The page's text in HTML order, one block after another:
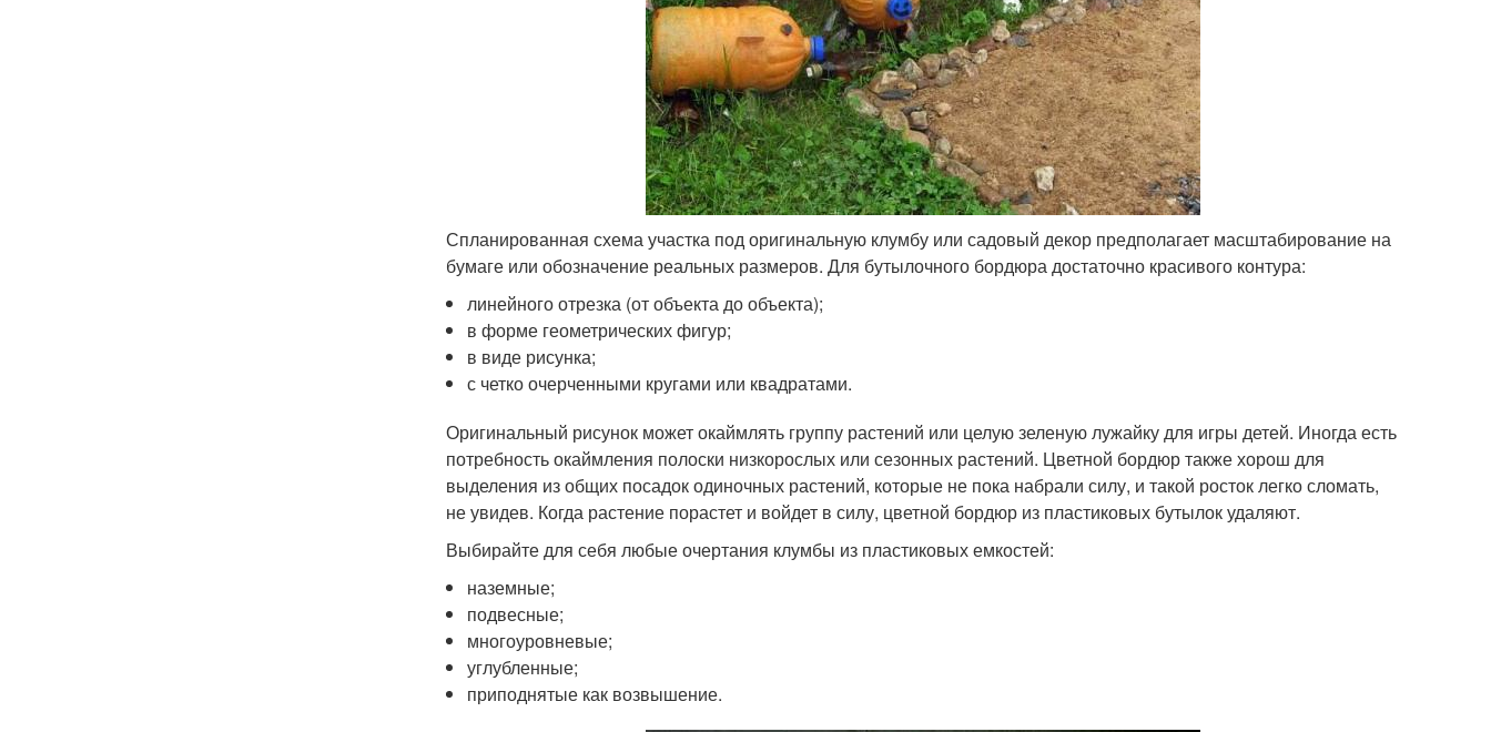
Спланированная схема участка под оригинальную клумбу или садовый декор предполагает масштабирование на
бумаге или обозначение реальных размеров. Для бутылочного бордюра достаточно красивого контура:
линейного отрезка (от объекта до объекта);
в форме геометрических фигур;
в виде рисунка;
с четко очерченными кругами или квадратами.
Оригинальный рисунок может окаймлять группу растений или целую зеленую лужайку для игры детей. Иногда есть
потребность окаймления полоски низкорослых или сезонных растений. Цветной бордюр также хорош для
выделения из общих посадок одиночных растений, которые не пока набрали силу, и такой росток легко сломать,
не увидев. Когда растение порастет и войдет в силу, цветной бордюр из пластиковых бутылок удаляют.
Выбирайте для себя любые очертания клумбы из пластиковых емкостей:
наземные;
подвесные;
многоуровневые;
углубленные;
приподнятые как возвышение.